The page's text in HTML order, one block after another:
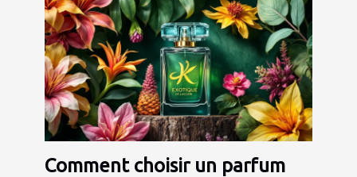
Comment choisir un parfum